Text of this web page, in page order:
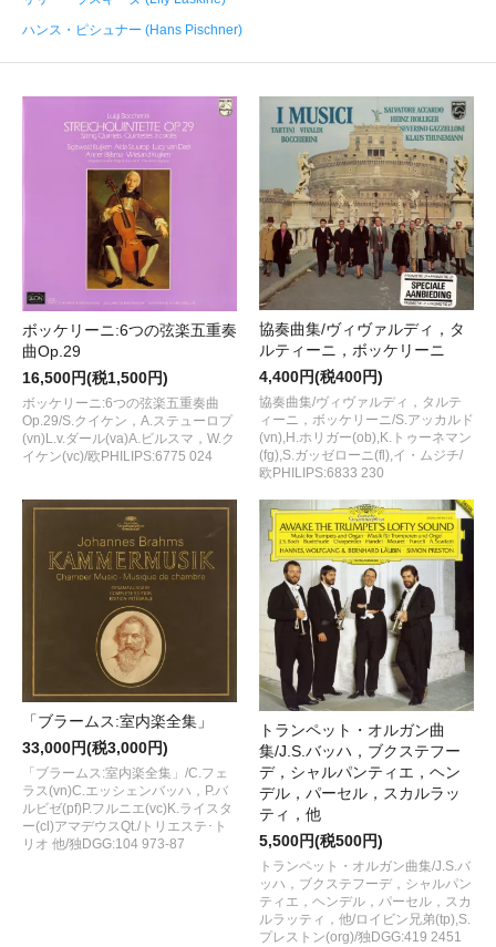
ハンス・ピシュナー (Hans Pischner)
ボッケリーニ:6つの弦楽五重奏
曲Op.29
16,500円(税1,500円)
ボッケリーニ:6つの弦楽五重奏曲
Op.29/S.クイケン，A.ステューロプ
(vn)L.v.ダール(va)A.ビルスマ，W.ク
イケン(vc)/欧PHILIPS:6775 024
協奏曲集/ヴィヴァルディ，タ
ルティーニ，ボッケリーニ
4,400円(税400円)
協奏曲集/ヴィヴァルディ，タルテ
ィーニ，ボッケリーニ/S.アッカルド
(vn),H.ホリガー(ob),K.トゥーネマン
(fg),S.ガッゼローニ(fl),イ・ムジチ/
欧PHILIPS:6833 230
「ブラームス:室内楽全集」
33,000円(税3,000円)
「ブラームス:室内楽全集」/C.フェ
ラス(vn)C.エッシェンバッハ，P.バ
ルビゼ(pf)P.フルニエ(vc)K.ライスタ
ー(cl)アマデウスQt./トリエステ･ト
リオ 他/独DGG:104 973-87
トランペット・オルガン曲
集/J.S.バッハ，ブクステフー
デ，シャルパンティエ，ヘン
デル，パーセル，スカルラッ
ティ，他
5,500円(税500円)
トランペット・オルガン曲集/J.S.バ
ッハ，ブクステフーデ，シャルパン
ティエ，ヘンデル，パーセル，スカ
ルラッティ，他/ロイビン兄弟(tp),S.
プレストン(org)/独DGG:419 2451